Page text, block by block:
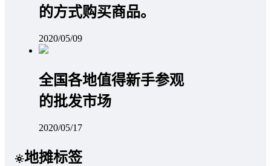
的方式购买商品。
2020/05/09
全国各地值得新手参观
的批发市场
2020/05/17
地摊标签